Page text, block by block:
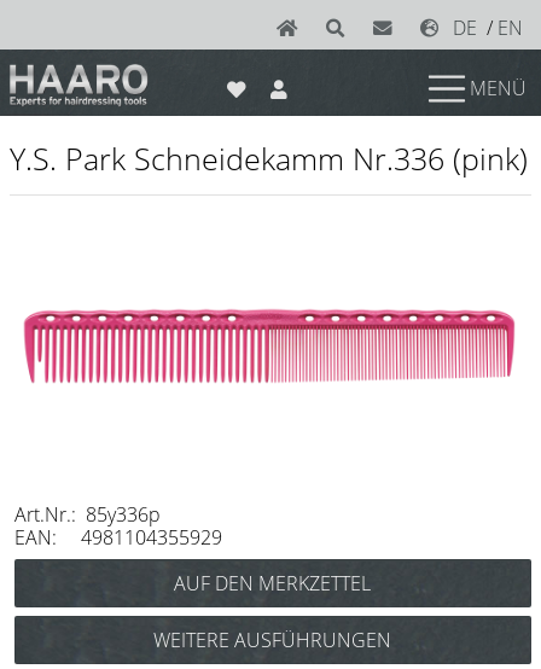
DE / EN
MENÜ
Scheren
e-kwip
Konayuki
Sets
Messer / Klingen
Y.S. Park Schneidekamm Nr.336 (pink)
Art.Nr.: 85y336p
EAN: 4981104355929
WEITERE AUSFÜHRUNGEN